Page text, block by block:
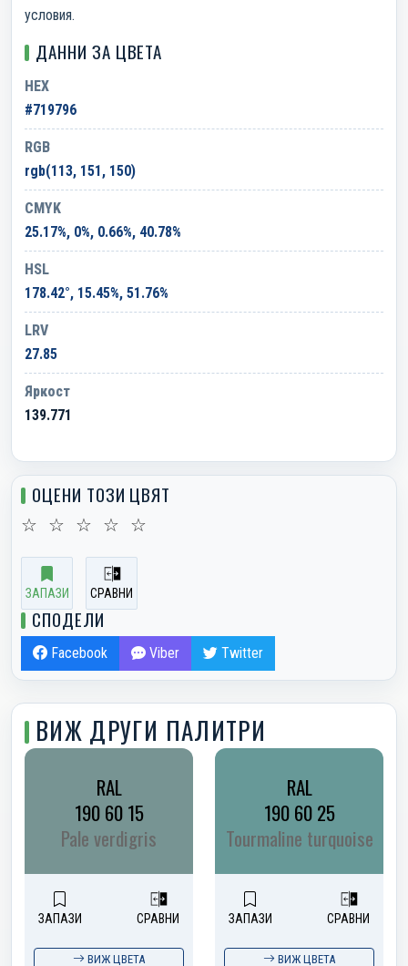
условия.
ДАННИ ЗА ЦВЕТА
HEX
#719796
RGB
rgb(113, 151, 150)
CMYK
25.17%, 0%, 0.66%, 40.78%
HSL
178.42°, 15.45%, 51.76%
LRV
27.85
Яркост
139.771
ОЦЕНИ ТОЗИ ЦВЯТ
☆ ☆ ☆ ☆ ☆
ЗАПАЗИ СРАВНИ
СПОДЕЛИ
Facebook Viber Twitter
ВИЖ ДРУГИ ПАЛИТРИ
RAL
190 60 15
Pale verdigris
ЗАПАЗИ СРАВНИ
ВИЖ ЦВЕТА
RAL
190 60 25
Tourmaline turquoise
ЗАПАЗИ СРАВНИ
ВИЖ ЦВЕТА